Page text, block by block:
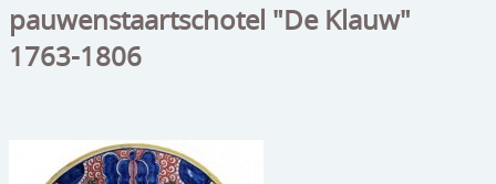
religie
reclamevoorwerpen/merken
KLANT WORDEN / INLOGGEN
pauwenstaartschotel "De Klauw"
1763-1806